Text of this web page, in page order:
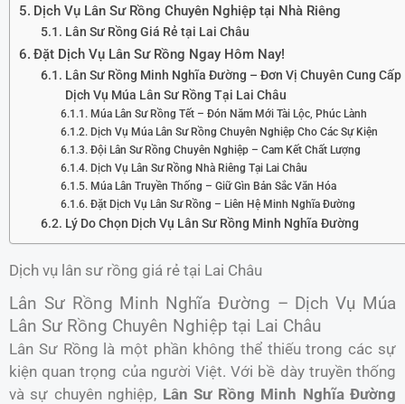
Dịch Vụ Lân Sư Rồng Chuyên Nghiệp tại Nhà Riêng
Lân Sư Rồng Giá Rẻ tại Lai Châu
Đặt Dịch Vụ Lân Sư Rồng Ngay Hôm Nay!
Lân Sư Rồng Minh Nghĩa Đường – Đơn Vị Chuyên Cung Cấp
Dịch Vụ Múa Lân Sư Rồng Tại Lai Châu
Múa Lân Sư Rồng Tết – Đón Năm Mới Tài Lộc, Phúc Lành
Dịch Vụ Múa Lân Sư Rồng Chuyên Nghiệp Cho Các Sự Kiện
Đội Lân Sư Rồng Chuyên Nghiệp – Cam Kết Chất Lượng
Dịch Vụ Lân Sư Rồng Nhà Riêng Tại Lai Châu
Múa Lân Truyền Thống – Giữ Gìn Bản Sắc Văn Hóa
Đặt Dịch Vụ Lân Sư Rồng – Liên Hệ Minh Nghĩa Đường
Lý Do Chọn Dịch Vụ Lân Sư Rồng Minh Nghĩa Đường
Dịch vụ lân sư rồng giá rẻ tại Lai Châu
Lân Sư Rồng Minh Nghĩa Đường – Dịch Vụ Múa
Lân Sư Rồng Chuyên Nghiệp tại Lai Châu
Lân Sư Rồng là một phần không thể thiếu trong các sự
kiện quan trọng của người Việt. Với bề dày truyền thống
và sự chuyên nghiệp, Lân Sư Rồng Minh Nghĩa Đường